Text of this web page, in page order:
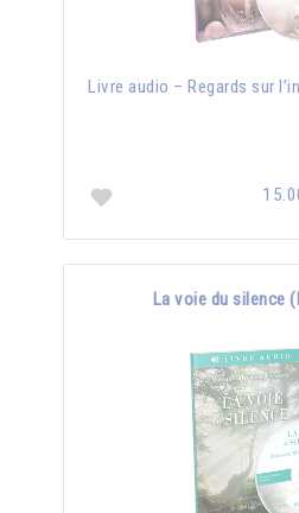
Livre audio – Regards sur
La voie du silence